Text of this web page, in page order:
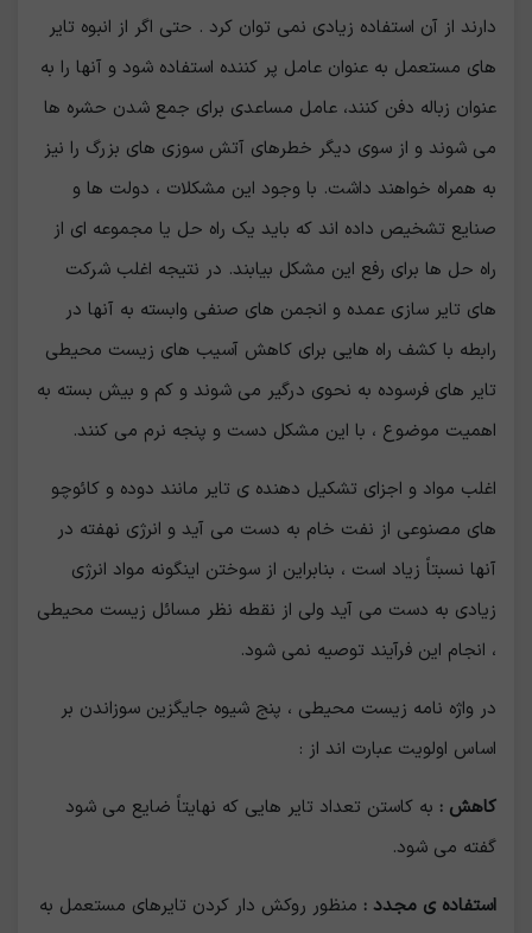
دارند از آن استفاده زیادی نمی توان کرد . حتی اگر از انبوه تایر
های مستعمل به عنوان عامل پر کننده استفاده شود و آنها را به
عنوان زباله دفن کنند، عامل مساعدی برای جمع شدن حشره ها
می شوند و از سوی دیگر خطرهای آتش سوزی های بزرگ را نیز
به همراه خواهند داشت. با وجود این مشکلات ، دولت ها و
صنایع تشخیص داده اند که باید یک راه حل یا مجموعه ای از
راه حل ها برای رفع این مشکل بیابند. در نتیجه اغلب شرکت
های تایر سازی عمده و انجمن های صنفی وابسته به آنها در
رابطه با کشف راه هایی برای کاهش آسیب های زیست محیطی
تایر های فرسوده به نحوی درگیر می شوند و کم و بیش بسته به
اهمیت موضوع ، با این مشکل دست و پنجه نرم می کنند.
اغلب مواد و اجزای تشکیل دهنده ی تایر مانند دوده و کائوچو
های مصنوعی از نفت خام به دست می آید و انرژی نهفته در
آنها نسبتاً زیاد است ، بنابراین از سوختن اینگونه مواد انرژی
زیادی به دست می آید ولی از نقطه نظر مسائل زیست محیطی
، انجام این فرآیند توصیه نمی شود.
در واژه نامه زیست محیطی ، پنج شیوه جایگزین سوزاندن بر
اساس اولویت عبارت اند از :
کاهش : به کاستن تعداد تایر هایی که نهایتاً ضایع می شود
گفته می شود.
استفاده ی مجدد : منظور روکش دار کردن تایرهای مستعمل به